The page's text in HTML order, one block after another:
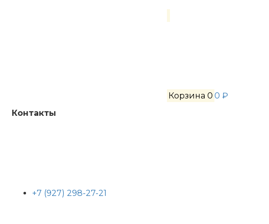
Корзина 0 0 ₽
Контакты
+7 (927) 298-27-21